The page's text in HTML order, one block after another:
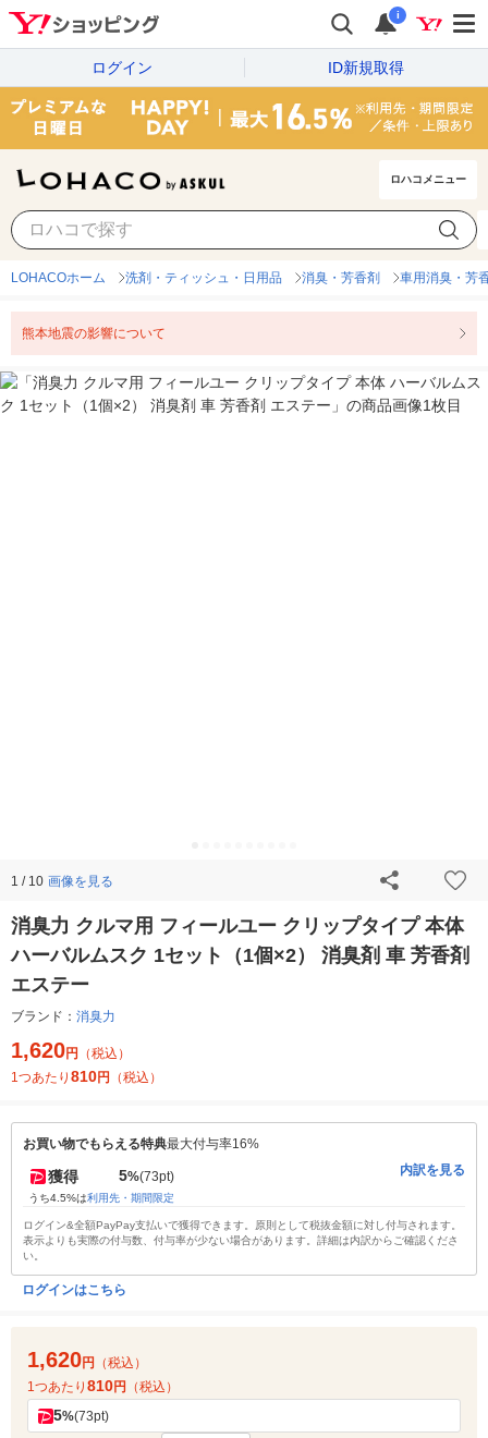
i
ログイン ID新規取得
ロハコメニュー
LOHACOホーム 洗剤・ティッシュ・日用品 消臭・芳香剤 車用消臭・芳
熊本地震の影響について
1 / 10 画像を見る
消臭力 クルマ用 フィールユー クリップタイプ 本体
ハーバルムスク 1セット（1個×2） 消臭剤 車 芳香剤
エステー
ブランド： 消臭力
1,620円
（税込）
1つあたり 810円 （税込）
お買い物でもらえる特典最大付与率16%
獲得 5%(73pt)
うち4.5%は利用先・期間限定
内訳を見る
ログイン&全額PayPay支払いで獲得できます。原則として税抜金額に対し付与されます。
表示よりも実際の付与数、付与率が少ない場合があります。詳細は内訳からご確認くださ
い。
ログインはこちら
1,620円
（税込）
1つあたり 810円 （税込）
5%(73pt)